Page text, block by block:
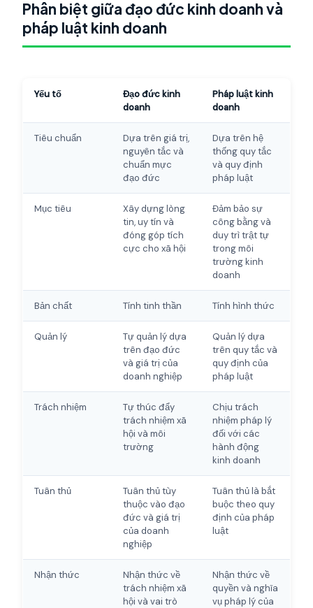
Phân biệt giữa đạo đức kinh doanh và
pháp luật kinh doanh
Yếu tố
Đạo đức kinh
doanh
Pháp luật kinh
doanh
Tiêu chuẩn
Dựa trên giá trị,
nguyên tắc và
chuẩn mực
đạo đức
Dựa trên hệ
thống quy tắc
và quy định
pháp luật
Mục tiêu
Xây dựng lòng
tin, uy tín và
đóng góp tích
cực cho xã hội
Đảm bảo sự
công bằng và
duy trì trật tự
trong môi
trường kinh
doanh
Bản chất Tính tinh thần Tính hình thức
Quản lý
Tự quản lý dựa
trên đạo đức
và giá trị của
doanh nghiệp
Quản lý dựa
trên quy tắc và
quy định của
pháp luật
Trách nhiệm
Tự thúc đẩy
trách nhiệm xã
hội và môi
trường
Chịu trách
nhiệm pháp lý
đối với các
hành động
kinh doanh
Tuân thủ
Tuân thủ tùy
thuộc vào đạo
đức và giá trị
của doanh
nghiệp
Tuân thủ là bắt
buộc theo quy
định của pháp
luật
Nhận thức
Nhận thức về
trách nhiệm xã
hội và vai trò
Nhận thức về
quyền và nghĩa
vụ pháp lý của